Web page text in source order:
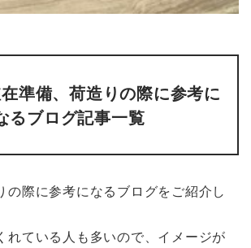
準備、荷造りの際に参考に
るブログ記事一覧
の際に参考になるブログをご紹介し
れている人も多いので、イメージが